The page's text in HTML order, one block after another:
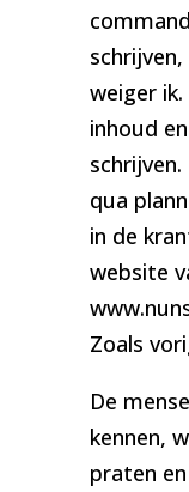
weiger
inhoud
qua
in de
website
Zoals
De
kennen,
praten